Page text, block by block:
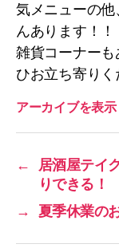
気メニューの
んあります！！
雑貨コーナー
ひお立ち寄りく
アーカイブを表示
←
居酒屋テイ
りできる！
→
夏季休業の